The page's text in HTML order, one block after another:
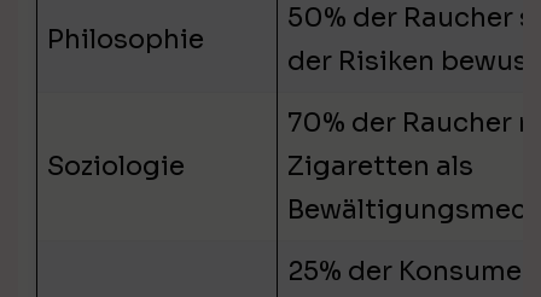
Philosophie
50% der Raucher
der Risiken
Soziologie
70% der Raucher
Zigaretten als
25% der